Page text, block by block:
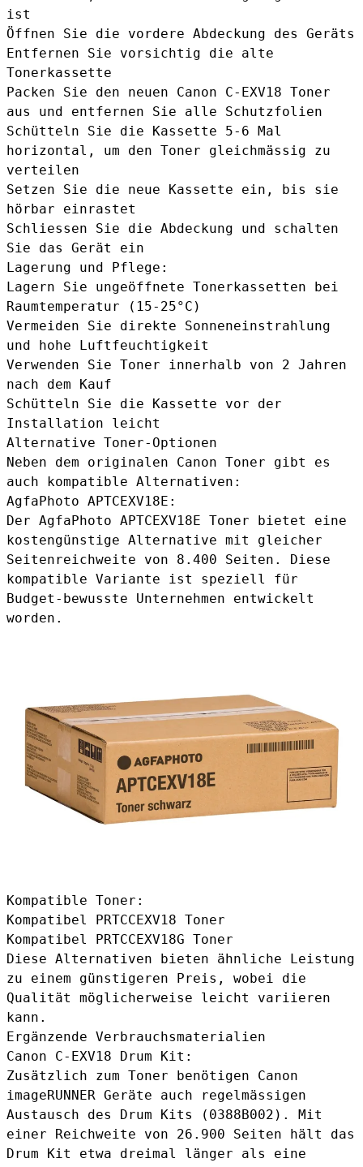
ist
Öffnen Sie die vordere Abdeckung des Geräts
Entfernen Sie vorsichtig die alte
Tonerkassette
Packen Sie den neuen Canon C-EXV18 Toner
aus und entfernen Sie alle Schutzfolien
Schütteln Sie die Kassette 5-6 Mal
horizontal, um den Toner gleichmässig zu
verteilen
Setzen Sie die neue Kassette ein, bis sie
hörbar einrastet
Schliessen Sie die Abdeckung und schalten
Sie das Gerät ein
Lagerung und Pflege:
Lagern Sie ungeöffnete Tonerkassetten bei
Raumtemperatur (15-25°C)
Vermeiden Sie direkte Sonneneinstrahlung
und hohe Luftfeuchtigkeit
Verwenden Sie Toner innerhalb von 2 Jahren
nach dem Kauf
Schütteln Sie die Kassette vor der
Installation leicht
Alternative Toner-Optionen
Neben dem originalen Canon Toner gibt es
auch kompatible Alternativen:
AgfaPhoto APTCEXV18E:
Der AgfaPhoto APTCEXV18E Toner bietet eine
kostengünstige Alternative mit gleicher
Seitenreichweite von 8.400 Seiten. Diese
kompatible Variante ist speziell für
Budget-bewusste Unternehmen entwickelt
worden.
Kompatible Toner:
Kompatibel PRTCCEXV18 Toner
Kompatibel PRTCCEXV18G Toner
Diese Alternativen bieten ähnliche Leistung
zu einem günstigeren Preis, wobei die
Qualität möglicherweise leicht variieren
kann.
Ergänzende Verbrauchsmaterialien
Canon C-EXV18 Drum Kit:
Zusätzlich zum Toner benötigen Canon
imageRUNNER Geräte auch regelmässigen
Austausch des Drum Kits (0388B002) . Mit
einer Reichweite von 26.900 Seiten hält das
Drum Kit etwa dreimal länger als eine